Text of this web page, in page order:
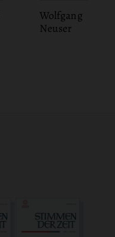
Wolfgang
Neuser